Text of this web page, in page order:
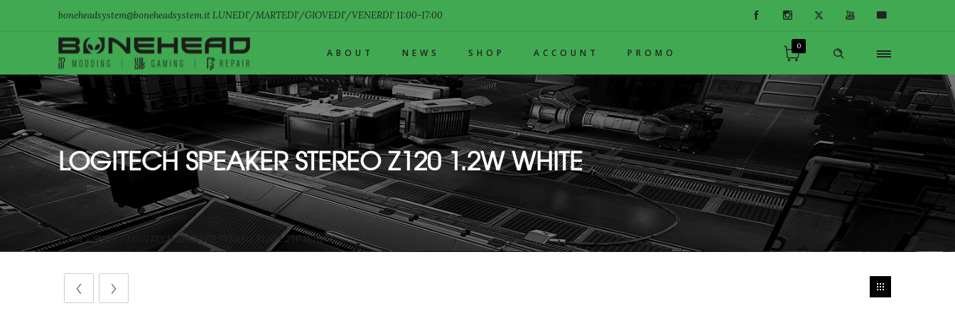
boneheadsystem@boneheadsystem.it LUNEDI'/MARTEDI'/GIOVEDI'/VENERDI' 11:00-17:00
0
ABOUT NEWS SHOP ACCOUNT PROMO
LOGITECH SPEAKER STEREO Z120 1.2W WHITE
Home»SHOP» LOGITECH SPEAKER STEREO Z120 1.2W WHITE